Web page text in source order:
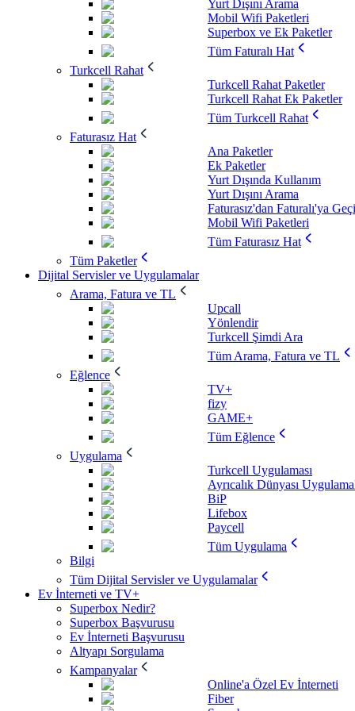
Yurt Dışını Arama
Mobil Wifi Paketleri
Superbox ve Ek Paketler
Tüm Faturalı Hat
Turkcell Rahat
Turkcell Rahat Paketler
Turkcell Rahat Ek Paketler
Tüm Turkcell Rahat
Faturasız Hat
Ana Paketler
Ek Paketler
Yurt Dışında Kullanım
Yurt Dışını Arama
Faturasız'dan Faturalı'ya
Mobil Wifi Paketleri
Tüm Faturasız Hat
Tüm Paketler
Dijital Servisler ve Uygulamalar
Arama, Fatura ve TL
Upcall
Yönlendir
Turkcell Şimdi Ara
Tüm Arama, Fatura ve TL
Eğlence
TV+
fizy
GAME+
Tüm Eğlence
Uygulama
Turkcell Uygulaması
Ayrıcalık Dünyası
BiP
Lifebox
Paycell
Tüm Uygulama
Bilgi
Tüm Dijital Servisler ve Uygulamalar
Ev İnterneti ve TV+
Superbox Nedir?
Superbox Başvurusu
Ev İnterneti Başvurusu
Altyapı Sorgulama
Kampanyalar
Online'a Özel Ev İnterneti
Fiber